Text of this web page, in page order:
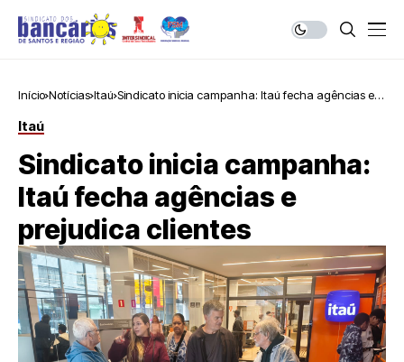
Início Notícias Itaú Sindicato inicia campanha: Itaú fecha agências e
Itaú
Sindicato inicia campanha:
Itaú fecha agências e
prejudica clientes